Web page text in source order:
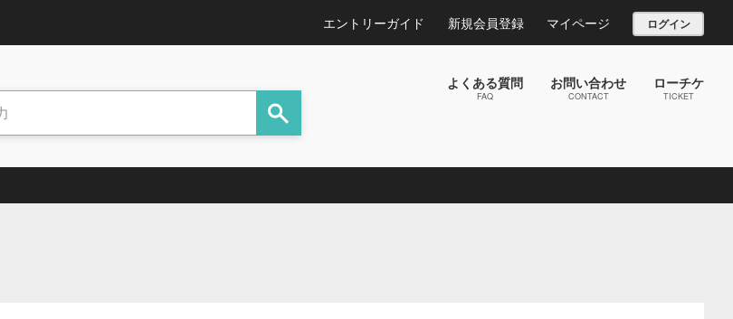
エントリーガイド 新規会員登録 マイページ ログイン
よくある質問
FAQ
お問い合わせ
CONTACT
ローチケ
TICKET